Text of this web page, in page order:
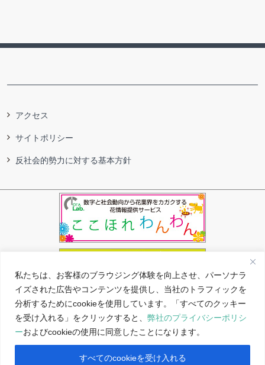
私たちは、お客様のブラウジング体験を向上させ、パーソナラ
イズされた広告やコンテンツを提供し、当社のトラフィックを
分析するためにcookieを使用しています。「すべてのクッキー
を受け入れる」をクリックすると、 弊社のプライバシーポリシ
ーおよびcookieの使用に同意したことになります。
すべてのcookieを受け入れる
アクセス
サイトポリシー
反社会的勢力に対する基本方針